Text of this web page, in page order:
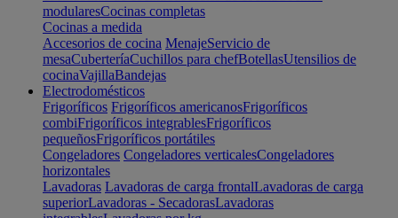
modularesCocinas completas
Cocinas a medida
Accesorios de cocina MenajeServicio de
mesaCuberteríaCuchillos para chefBotellasUtensilios de
cocinaVajillaBandejas
Electrodomésticos
Frigoríficos Frigoríficos americanosFrigoríficos
combiFrigoríficos integrablesFrigoríficos
pequeñosFrigoríficos portátiles
Congeladores Congeladores verticalesCongeladores
horizontales
Lavadoras Lavadoras de carga frontalLavadoras de carga
superiorLavadoras - SecadorasLavadoras